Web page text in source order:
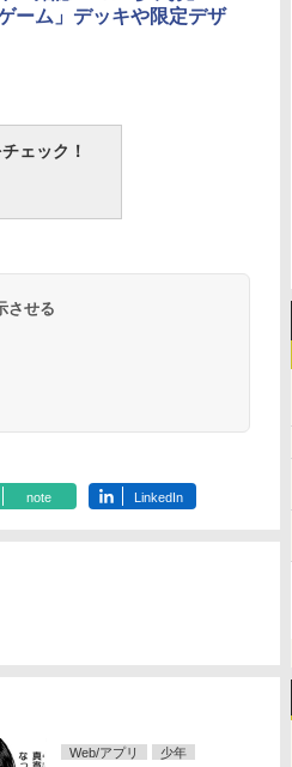
ーム」デッキや限定デザ
ェック！
させる
note LinkedIn
Web/アプリ 少年